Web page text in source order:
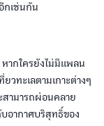
กเช่นกัน
หากใครยังไม่มีแพลน
วทะเลตามเกาะต่างๆ
สามารถผ่อนคลาย
บอากาศบริสุทธิ์ของ